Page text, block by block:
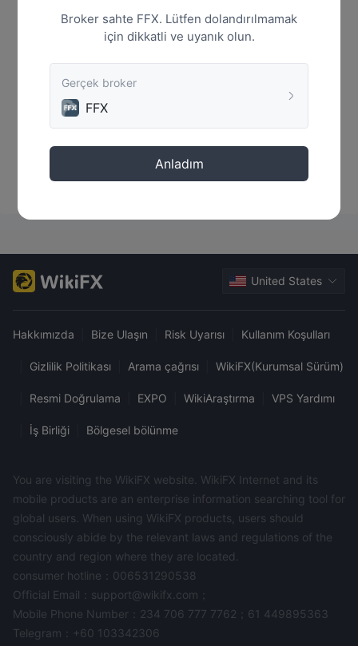
Broker sahte FFX. Lütfen dolandırılmamak
için dikkatli ve uyanık olun.
Gerçek broker
FFX
Anladım
United States
Hakkımızda Bize Ulaşın Risk Uyarısı Kullanım Koşulları
Gizlilik Politikası Arama çağrısı WikiFX(Kurumsal Sürüm)
Resmi Doğrulama EXPO WikiAraştırma VPS Yardımı
İş Birliği Bölgesel bölünme
You are visiting the WikiFX website. WikiFX Internet and its
mobile products are an enterprise information searching tool for
global users. When using WikiFX products, users should
consciously abide by the relevant laws and regulations of the
country and region where they are located.
consumer hotline：006531290538
Official Email：support@wikifx.com；
Mobile Phone Number：234 706 777 7762；61 449895363
Telegram：+60 103342306